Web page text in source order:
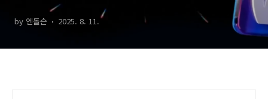
by 엔돌슨 2025. 8. 11.